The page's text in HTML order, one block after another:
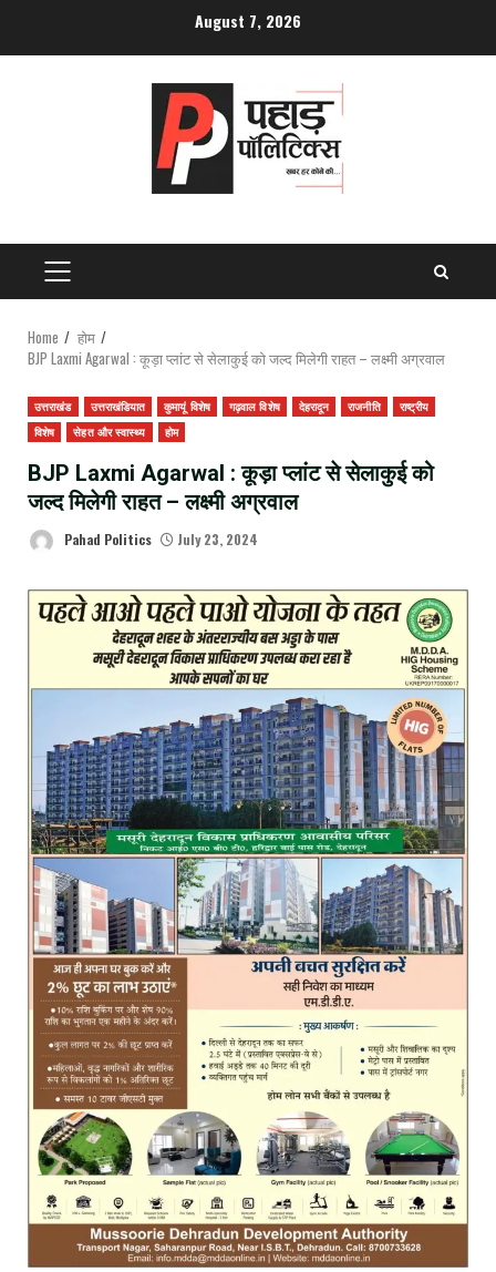
August 7, 2026
PRIMARY
MENU
Home
होम
BJP Laxmi Agarwal : कूड़ा प्लांट से सेलाकुई को जल्द मिलेगी राहत – लक्ष्मी अग्रवाल
उत्तराखंड उत्तराखंडियात कुमायूं विशेष गढ़वाल विशेष देहरादून राजनीति
राष्ट्रीय
विशेष
सेहत और स्वास्थ्य होम
BJP Laxmi Agarwal : कूड़ा प्लांट से सेलाकुई को
जल्द मिलेगी राहत – लक्ष्मी अग्रवाल
Pahad Politics July 23, 2024